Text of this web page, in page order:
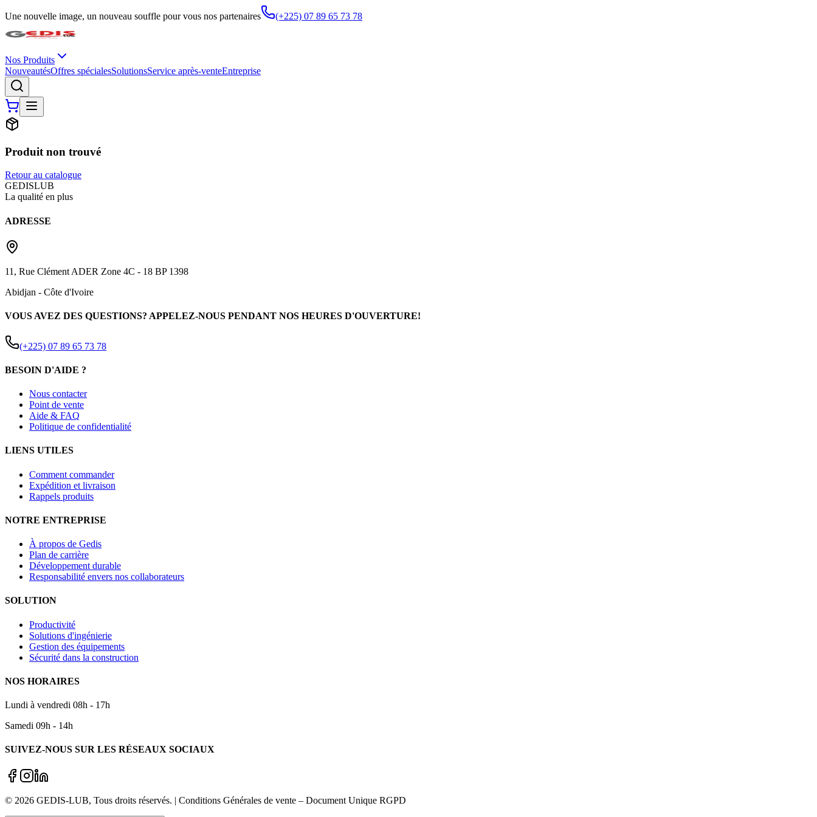
Une nouvelle image, un nouveau souffle pour vous nos partenaires (+225) 07 89 65 73 78
Nos Produits
NouveautésOffres spécialesSolutionsService après-venteEntreprise
Produit non trouvé
Retour au catalogue
GEDISLUB
La qualité en plus
ADRESSE
11, Rue Clément ADER Zone 4C - 18 BP 1398
Abidjan - Côte d'Ivoire
VOUS AVEZ DES QUESTIONS? APPELEZ-NOUS PENDANT NOS HEURES D'OUVERTURE!
(+225) 07 89 65 73 78
BESOIN D'AIDE ?
Nous contacter
Point de vente
Aide & FAQ
Politique de confidentialité
LIENS UTILES
Comment commander
Expédition et livraison
Rappels produits
NOTRE ENTREPRISE
À propos de Gedis
Plan de carrière
Développement durable
Responsabilité envers nos collaborateurs
SOLUTION
Productivité
Solutions d'ingénierie
Gestion des équipements
Sécurité dans la construction
NOS HORAIRES
Lundi à vendredi 08h - 17h
Samedi 09h - 14h
SUIVEZ-NOUS SUR LES RÉSEAUX SOCIAUX
© 2026 GEDIS-LUB, Tous droits réservés. | Conditions Générales de vente – Document Unique RGPD